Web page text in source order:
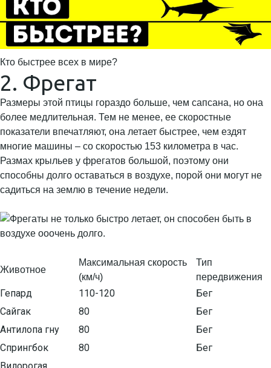
Кто быстрее всех в мире?
2. Фрегат
Размеры этой птицы гораздо больше, чем сапсана, но она
более медлительная. Тем не менее, ее скоростные
показатели впечатляют, она летает быстрее, чем ездят
многие машины – со скоростью 153 километра в час.
Размах крыльев у фрегатов большой, поэтому они
способны долго оставаться в воздухе, порой они могут не
садиться на землю в течение недели.
Животное
Максимальная скорость
(км/ч)
Тип
передвижения
Гепард 110-120
Бег
Сайгак
80
Бег
Антилопа гну
80
Бег
Спрингбок
80
Бег